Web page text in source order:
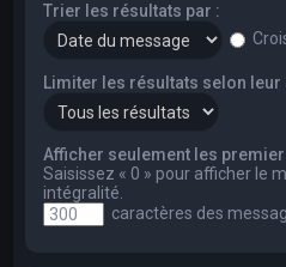
Trier les résultats par :
Limiter les résultats selon leur
Afficher seulement les
Saisissez « 0 » pour afficher le
intégralité.
caractères des